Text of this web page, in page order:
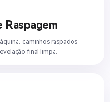
Raspagem
caminhos raspados
final limpa.